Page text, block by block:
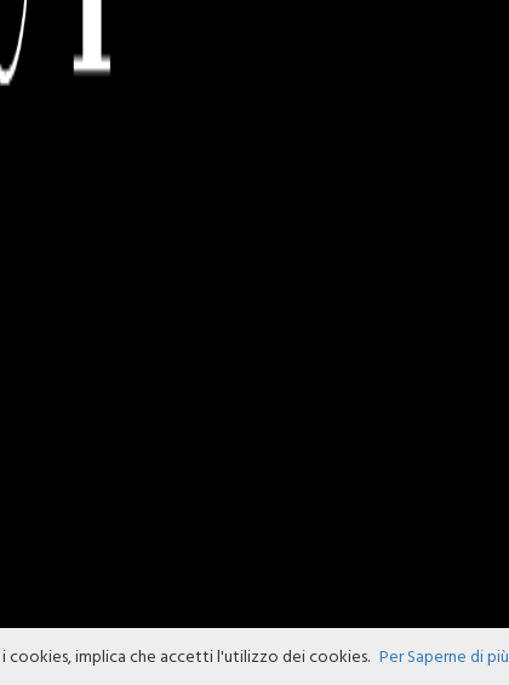
cookies, implica che accetti l'utilizzo dei cookies. Per Saperne di più